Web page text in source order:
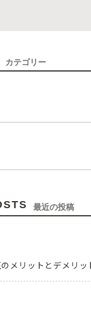
カテゴリー
最近の投稿
メリットとデメリッ